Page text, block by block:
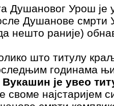
Душановог Урош је
Душанове смрти
нешто раније)
што титулу
годинама
Вукашин је увео
своме најстаријем